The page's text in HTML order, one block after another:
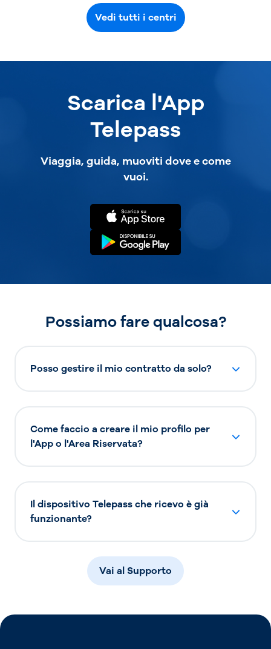
Vedi tutti i centri
Scarica l'App
Telepass
Viaggia, guida, muoviti dove e come
vuoi.
Possiamo fare qualcosa?
Posso gestire il mio contratto da solo?
Come faccio a creare il mio profilo per
l'App o l'Area Riservata?
Il dispositivo Telepass che ricevo è già
funzionante?
Vai al Supporto